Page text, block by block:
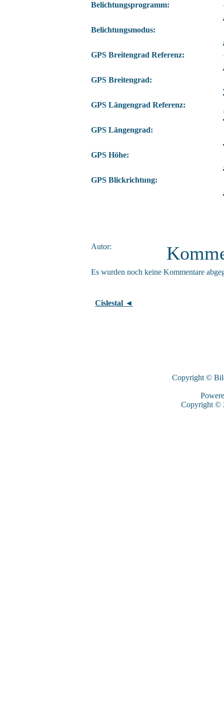
Belichtungsprogramm:
Belichtungsmodus:
GPS Breitengrad Referenz:
GPS Breitengrad:
GPS Längengrad Referenz:
GPS Längengrad:
GPS Höhe:
GPS Blickrichtung:
Autor:
Es wurden noch keine Kommentare
Cislestal ◄
Copyright ©
Copyright ©